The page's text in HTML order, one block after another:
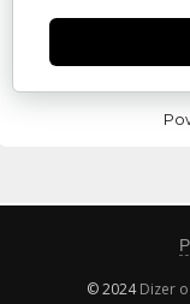
© 2024Dizer